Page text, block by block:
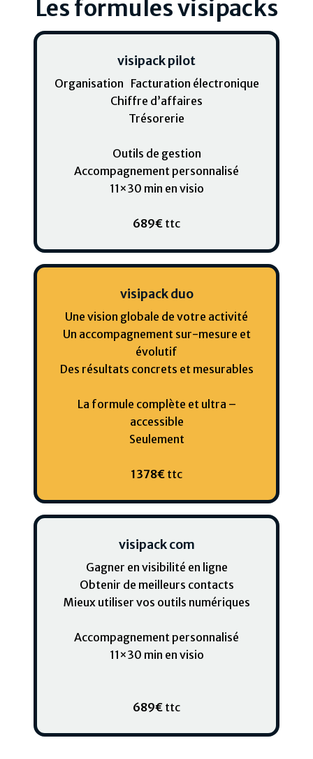
Les formules visipacks
visipack pilot
Organisation Facturation électronique
Chiffre d’affaires
Trésorerie
Outils de gestion
Accompagnement personnalisé
11×30 min en visio
689€ ttc
visipack duo
Une vision globale de votre activité
Un accompagnement sur-mesure et
évolutif
Des résultats concrets et mesurables
La formule complète et ultra –
accessible
Seulement
1378€ ttc
visipack com
Gagner en visibilité en ligne
Obtenir de meilleurs contacts
Mieux utiliser vos outils numériques
Accompagnement personnalisé
11×30 min en visio
689€ ttc